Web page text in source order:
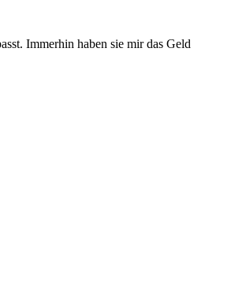
Immerhin haben sie mir das Geld